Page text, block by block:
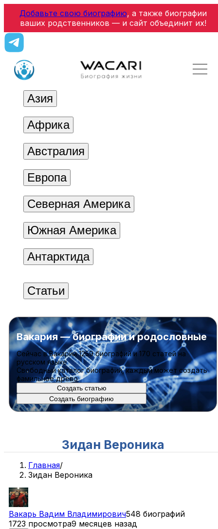
Добавьте свою биографию, а также биографии
ваших родственников — и сайт объединит их!
Азия
Африка
Австралия
Европа
Северная Америка
Южная Америка
Антарктида
Статьи
Вакария — биографии и родословные
Cейчас в Вакарии1259 биографийи170 статейна
русском языке
Свободный каталог биографий, каждый может создать
фамильное древо
Создать статью
Создать биографию
Зидан Вероника
Главная/
Зидан Вероника
Вакарь Вадим Владимирович548 биографий
1723 просмотра9 месяцев назад